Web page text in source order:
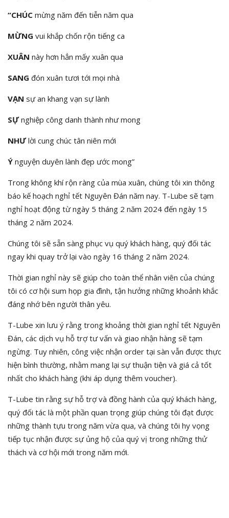
“CHÚC mừng năm đến tiễn năm qua
MỪNG vui khắp chốn rộn tiếng ca
XUÂN này hơn hẳn mấy xuân qua
SANG đón xuân tươi tới mọi nhà
VẠN sự an khang vạn sự lành
SỰnghiệp công danh thành như mong
NHƯlời cung chúc tân niên mới
Ý nguyện duyên lành đẹp ước mong”
Trong không khí rộn ràng của mùa xuân, chúng tôi xin thông
báo kế hoạch nghỉ tết Nguyên Đán năm nay. T-Lube sẽ tạm
nghỉ hoạt động từ ngày 5 tháng 2 năm 2024 đến ngày 15
tháng 2 năm 2024.
Chúng tôi sẽ sẵn sàng phục vụ quý khách hàng, quý đối tác
ngay khi quay trở lại vào ngày 16 tháng 2 năm 2024.
Thời gian nghỉ này sẽ giúp cho toàn thể nhân viên của chúng
tôi có cơ hội sum họp gia đình, tận hưởng những khoảnh khắc
đáng nhớ bên người thân yêu.
T-Lube xin lưu ý rằng trong khoảng thời gian nghỉ tết Nguyên
Đán, các dịch vụ hỗ trợ tư vấn và giao nhận hàng sẽ tạm
ngừng. Tuy nhiên, công việc nhận order tại sàn vẫn được thực
hiện bình thường, nhằm mang lại sự thuận tiện và giá cả tốt
nhất cho khách hàng (khi áp dụng thêm voucher).
T-Lube tin rằng sự hỗ trợ và đồng hành của quý khách hàng,
quý đối tác là một phần quan trọng giúp chúng tôi đạt được
những thành tựu trong năm vừa qua, và chúng tôi hy vọng
tiếp tục nhận được sự ủng hộ của quý vị trong những thử
thách và cơ hội mới trong năm mới.